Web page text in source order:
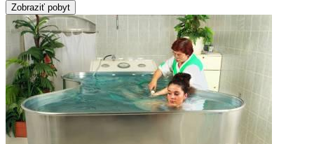
Zobraziť pobyt